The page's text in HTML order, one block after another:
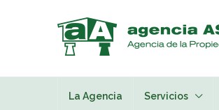
La Agencia Servicios